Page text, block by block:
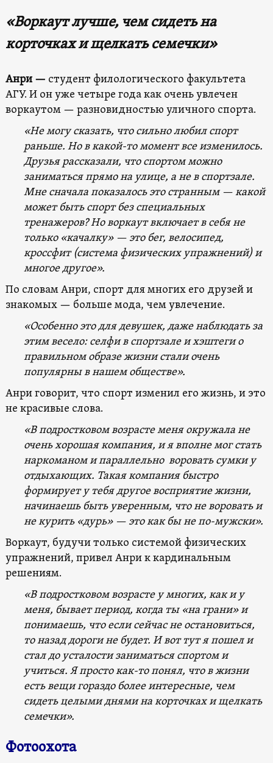
«Воркаут лучше, чем сидеть на
корточках и щелкать семечки»
Анри — студент филологического факультета
АГУ. И он уже четыре года как очень увлечен
воркаутом — разновидностью уличного спорта.
«Не могу сказать, что сильно любил спорт
раньше. Но в какой-то момент все изменилось.
Друзья рассказали, что спортом можно
заниматься прямо на улице, а не в спортзале.
Мне сначала показалось это странным — какой
может быть спорт без специальных
тренажеров? Но воркаут включает в себя не
только «качалку» — это бег, велосипед,
кроссфит (система физических упражнений) и
многое другое».
По словам Анри, спорт для многих его друзей и
знакомых — больше мода, чем увлечение.
«Особенно это для девушек, даже наблюдать за
этим весело: селфи в спортзале и хэштеги о
правильном образе жизни стали очень
популярны в нашем обществе».
Анри говорит, что спорт изменил его жизнь, и это
не красивые слова.
«В подростковом возрасте меня окружала не
очень хорошая компания, и я вполне мог стать
наркоманом и параллельно воровать сумки у
отдыхающих. Такая компания быстро
формирует у тебя другое восприятие жизни,
начинаешь быть уверенным, что не воровать и
не курить «дурь» — это как бы не по-мужски».
Воркаут, будучи только системой физических
упражнений, привел Анри к кардинальным
решениям.
«В подростковом возрасте у многих, как и у
меня, бывает период, когда ты «на грани» и
понимаешь, что если сейчас не остановиться,
то назад дороги не будет. И вот тут я пошел и
стал до усталости заниматься спортом и
учиться. Я просто как-то понял, что в жизни
есть вещи гораздо более интересные, чем
сидеть целыми днями на корточках и щелкать
семечки».
Фотоохота